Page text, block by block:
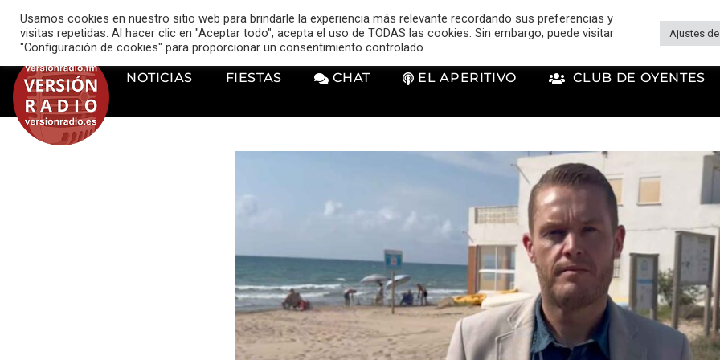
music_note VERSIÓN RADIO
NOTICIAS FIESTAS CHAT EL APERITIVO CLUB DE OYENTES
Usamos cookies en nuestro sitio web para brindarle la experiencia más relevante recordando sus preferencias y
visitas repetidas. Al hacer clic en "Aceptar todo", acepta el uso de TODAS las cookies. Sin embargo, puede visitar
"Configuración de cookies" para proporcionar un consentimiento controlado.
Ajustes